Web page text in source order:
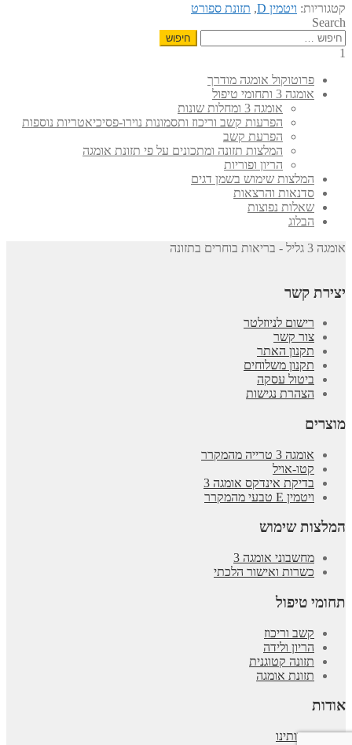
קטגוריות: ויטמין D , תזונת ספורט
Search
חיפוש:
1
פרוטוקול אומגה מודרך
אומגה 3 ותחומי טיפול
אומגה 3 ומחלות שונות
הפרעות קשב וריכוז ותסמונות נוירו-פסיכיאטריות נוספות
הפרעת קשב
המלצות תזונה ומתכונים על פי תזונת אומגה
הריון ופוריות
המלצות שימוש בשמן דגים
סדנאות והרצאות
שאלות נפוצות
הבלוג
אומגה 3 גליל - בריאות בוחרים בתזונה
יצירת קשר
רישום לניוזלטר
צור קשר
תקנון האתר
תקנון משלוחים
ביטול עסקה
הצהרת נגישות
מוצרים
אומגה 3 טרייה מהמקרר
קטו-אויל
בדיקת אינדקס אומגה 3
ויטמין E טבעי מהמקרר
המלצות שימוש
מחשבוני אומגה 3
כשרות ואישור הלכתי
תחומי טיפול
קשב וריכוז
הריון ולידה
תזונה קטוגנית
תזונת אומגה
אודות
אודותינו